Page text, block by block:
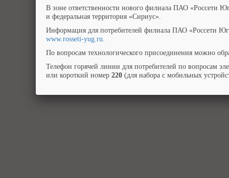
В зоне ответственности нового филиала ПАО «Россети
и федеральная территория «Сириус».
Информация для потребителей филиала ПАО «Россети
www.rosseti-yug.ru.
По вопросам технологического присоединения можно
Телефон горячей линии для потребителей по вопросам
или короткий номер 220 (для набора с мобильных